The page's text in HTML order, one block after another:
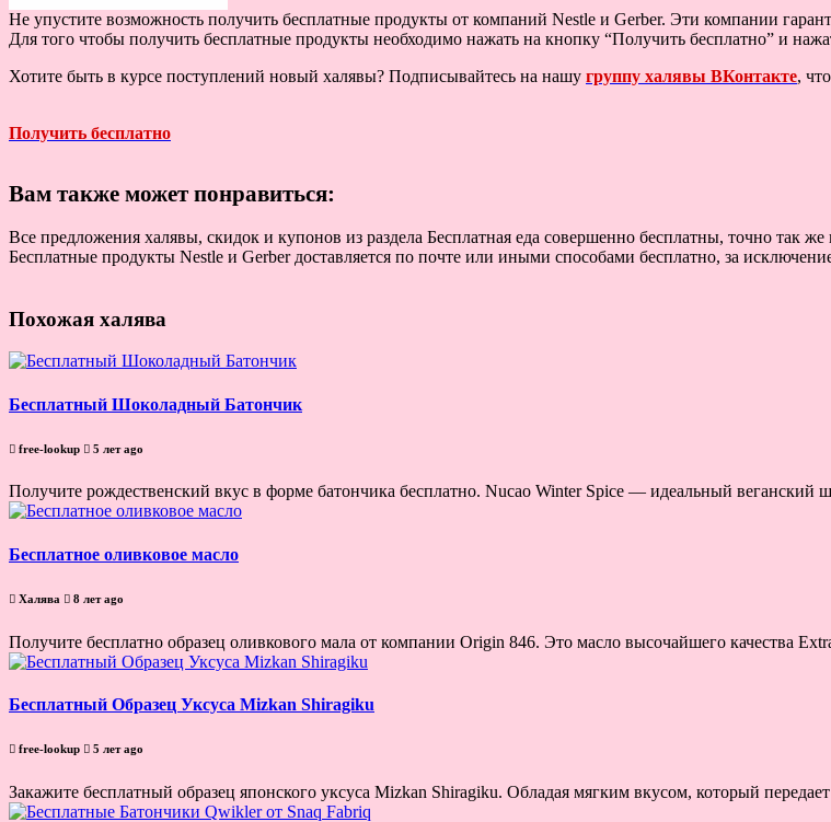
Не упустите возможность получить бесплатные продукты от компаний Nestle и Gerber. Эти компании
Для того чтобы получить бесплатные продукты необходимо нажать на кнопку “Получить бесплатно” и
Хотите быть в курсе поступлений новый халявы? Подписывайтесь на нашу группу халявы ВКонтакте,
Получить бесплатно
Вам также может понравиться:
Все предложения халявы, скидок и купонов из раздела Бесплатная еда совершенно бесплатны, точно так
Бесплатные продукты Nestle и Gerber доставляется по почте или иными способами бесплатно, за
Похожая халява
Бесплатный Шоколадный Батончик
free-lookup 5 лет ago
Получите рождественский вкус в форме батончика бесплатно. Nucao Winter Spice — идеальный веганский
Бесплатное оливковое масло
Халява 8 лет ago
Получите бесплатно образец оливкового мала от компании Origin 846. Это масло высочайшего качества
Бесплатный Образец Уксуса Mizkan Shiragiku
free-lookup 5 лет ago
Закажите бесплатный образец японского уксуса Mizkan Shiragiku. Обладая мягким вкусом, который